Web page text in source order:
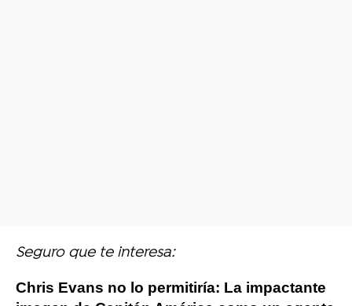
Seguro que te interesa:
Chris Evans no lo permitiría: La impactante